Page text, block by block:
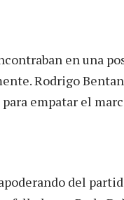
en una
Rodrigo
empatar el
del